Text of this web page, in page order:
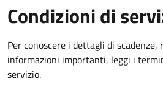
Condizioni di
Per conoscere i dettagli di
informazioni importanti, leggi i
servizio.